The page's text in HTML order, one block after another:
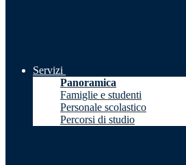
Servizi
Panoramica
Famiglie e studenti
Personale scolastico
Percorsi di studio